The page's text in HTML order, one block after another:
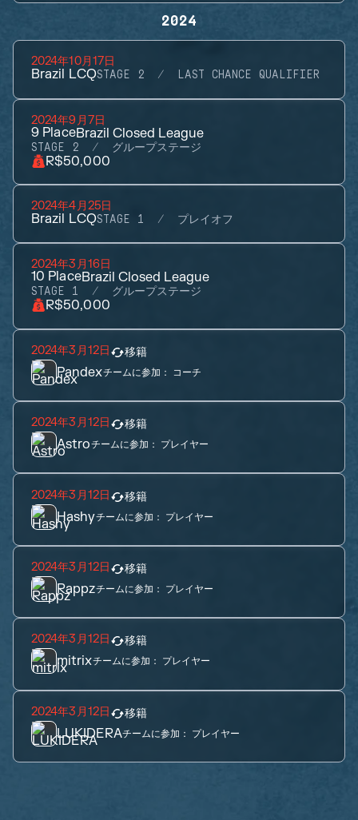
2024
2024年10月17日
Brazil LCQSTAGE 2 LAST CHANCE QUALIFIER
2024年9月7日
9 PlaceBrazil Closed League
STAGE 2 グループステージ
R$50,000
2024年4月25日
Brazil LCQSTAGE 1 プレイオフ
2024年3月16日
10 PlaceBrazil Closed League
STAGE 1 グループステージ
R$50,000
2024年3月12日 移籍
Pandexチームに参加： コーチ
2024年3月12日 移籍
Astroチームに参加： プレイヤー
2024年3月12日 移籍
Hashyチームに参加： プレイヤー
2024年3月12日 移籍
Rappzチームに参加： プレイヤー
2024年3月12日 移籍
mitrixチームに参加： プレイヤー
2024年3月12日 移籍
LUKIDERAチームに参加： プレイヤー